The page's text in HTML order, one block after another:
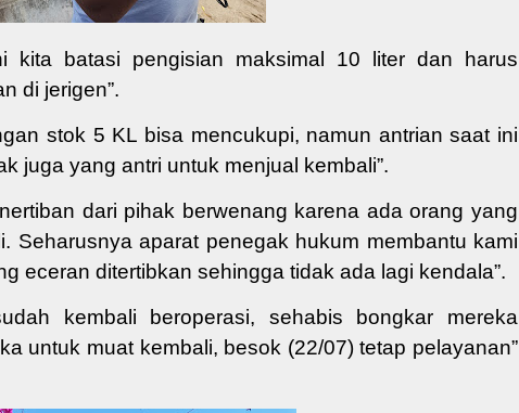
kita batasi pengisian maksimal 10 liter dan harus
di jerigen”.
stok 5 KL bisa mencukupi, namun antrian saat ini
juga yang antri untuk menjual kembali”.
dari pihak berwenang karena ada orang yang
Seharusnya aparat penegak hukum membantu kami
eceran ditertibkan sehingga tidak ada lagi kendala”.
kembali beroperasi, sehabis bongkar mereka
untuk muat kembali, besok (22/07) tetap pelayanan”